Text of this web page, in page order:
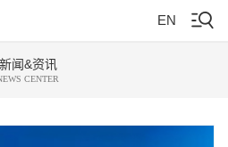
EN
新闻&资讯
CENTER